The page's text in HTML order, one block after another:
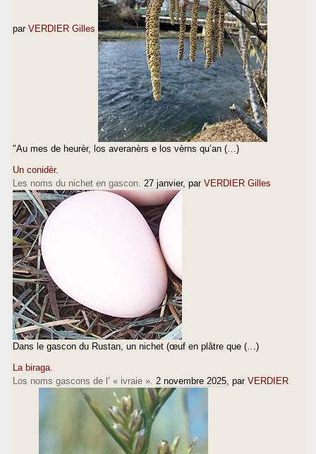
par VERDIER Gilles
"Au mes de heurèr, los averanèrs e los vèrns qu’an (…)
Un conidèr.
Les noms du nichet en gascon. 27 janvier, par VERDIER Gilles
Dans le gascon du Rustan, un nichet (œuf en plâtre que (…)
La biraga.
Los noms gascons de l’ « ivraie ». 2 novembre 2025 , par VERDIER